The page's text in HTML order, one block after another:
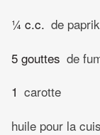
¼ c.c. de
5 gouttes de
1 carotte
huile pour la